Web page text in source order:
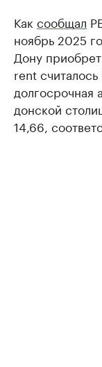
Как сообщал
ноябрь 2025
Дону
rent
долгосрочная
донской
14,66,